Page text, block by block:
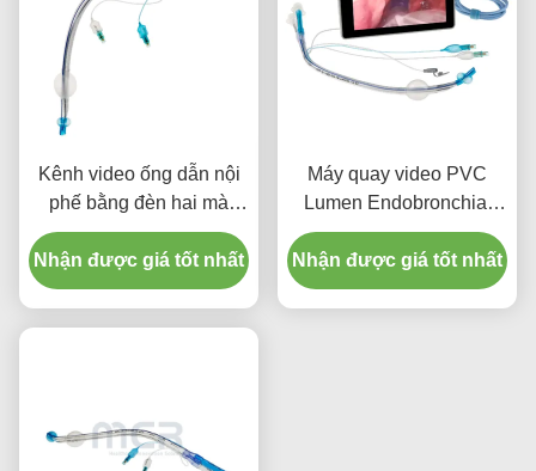
Kênh video ống dẫn nội
phế bằng đèn hai mà
không có máy ảnh
Nhận được giá tốt nhất
Máy quay video PVC
Lumen Endobronchial
cho người lớn
Nhận được giá tốt nhất